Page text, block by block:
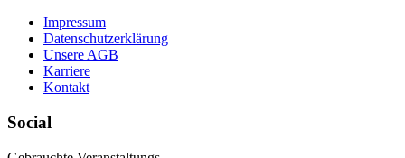
Impressum
Datenschutzerklärung
Unsere AGB
Karriere
Kontakt
Social